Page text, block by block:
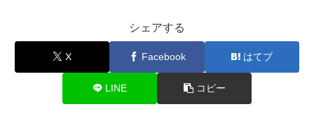
シェアする
X Facebook はてブ
LINE コピー